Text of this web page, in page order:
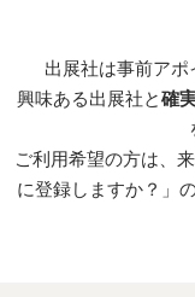
出展社は事前アポ
興味ある出展社と確
ご利用希望の方は、
に登録しますか？」